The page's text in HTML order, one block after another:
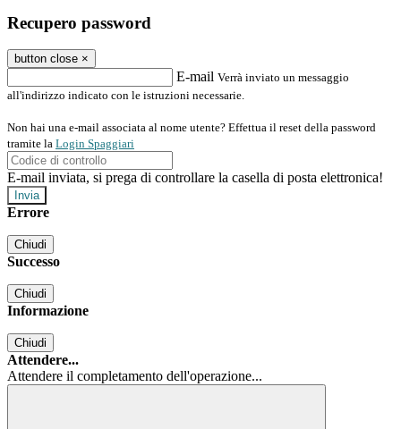
Recupero password
button close ×
E-mail Verrà inviato un messaggio
all'indirizzo indicato con le istruzioni necessarie.
Non hai una e-mail associata al nome utente? Effettua il reset della password
tramite la Login Spaggiari
E-mail inviata, si prega di controllare la casella di posta elettronica!
Errore
Chiudi
Successo
Chiudi
Informazione
Chiudi
Attendere...
Attendere il completamento dell'operazione...